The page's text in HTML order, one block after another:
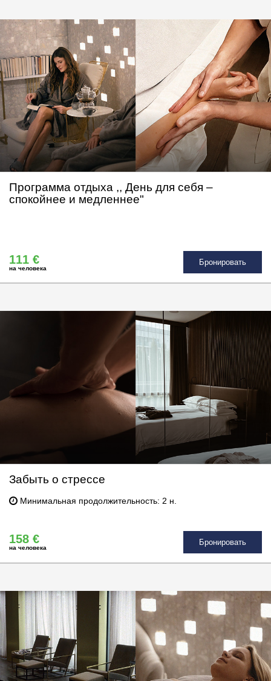
Программа отдыха ,, День для себя –
спокойнее и медленнее"
111 €
на человека
Бронировать
Забыть о стрессе
Минимальная продолжительность: 2 н.
158 €
на человека
Бронировать